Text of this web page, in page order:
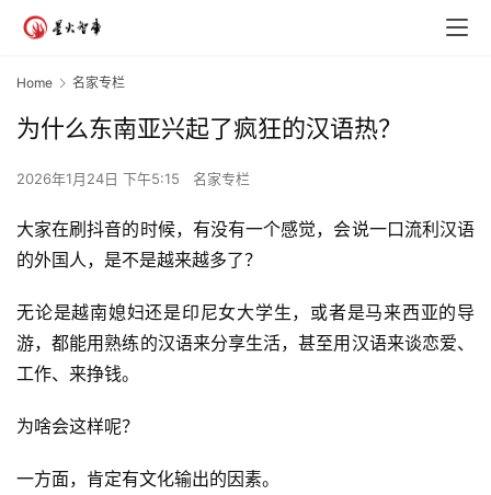
Home 名家专栏
为什么东南亚兴起了疯狂的汉语热？
2026年1月24日 下午5:15 名家专栏
大家在刷抖音的时候，有没有一个感觉，会说一口流利汉语
的外国人，是不是越来越多了？
无论是越南媳妇还是印尼女大学生，或者是马来西亚的导
游，都能用熟练的汉语来分享生活，甚至用汉语来谈恋爱、
工作、来挣钱。
为啥会这样呢？
一方面，肯定有文化输出的因素。